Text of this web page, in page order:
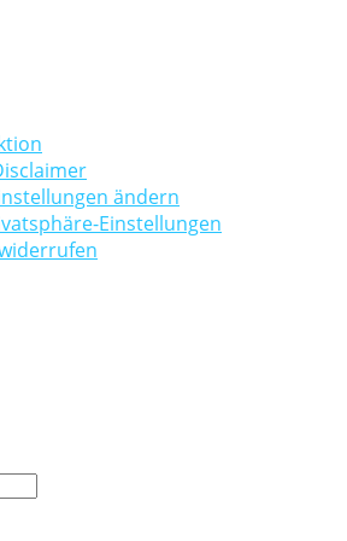
ändern
Einstellungen